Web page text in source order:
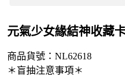
元氣少女緣結神收藏
商品貨號：NL62618
＊盲抽注意事項＊